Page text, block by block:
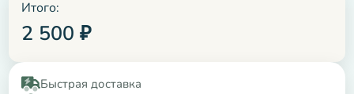
Итого:
2 500 ₽
Быстрая доставка